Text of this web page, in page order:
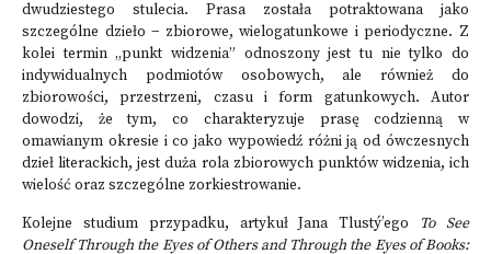
dwudziestego stulecia. Prasa została potraktowana jako
szczególne dzieło − zbiorowe, wielogatunkowe i periodyczne. Z
kolei termin „punkt widzenia” odnoszony jest tu nie tylko do
indywidualnych podmiotów osobowych, ale również do
zbiorowości, przestrzeni, czasu i form gatunkowych. Autor
dowodzi, że tym, co charakteryzuje prasę codzienną w
omawianym okresie i co jako wypowiedź różni ją od ówczesnych
dzieł literackich, jest duża rola zbiorowych punktów widzenia, ich
wielość oraz szczególne zorkiestrowanie.
Kolejne studium przypadku, artykuł Jana Tlustý’ego
To See
Oneself Through the Eyes of Others and Through the Eyes of Books: